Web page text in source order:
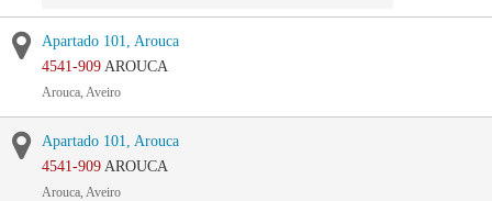
Apartado 101, Arouca
4541-909 AROUCA
Arouca, Aveiro
Apartado 101, Arouca
4541-909 AROUCA
Arouca, Aveiro